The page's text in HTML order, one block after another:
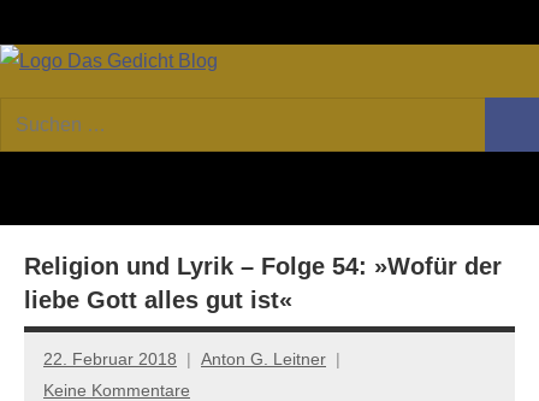
Inhalt
GEDICHT
Forum
von
Lyrik,
Essay
Suchen
nach:
Religion und Lyrik – Folge 54: »Wofür der
liebe Gott alles gut ist«
22. Februar 2018
Anton G. Leitner
Keine Kommentare